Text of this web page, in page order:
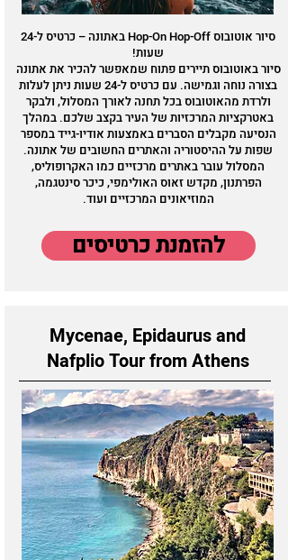
סיור אוטובוס Hop-On Hop-Off באתונה – כרטיס ל-24
שעות!
סיור באוטובוס תיירים פתוח שמאפשר להכיר את אתונה
בצורה נוחה וגמישה. עם כרטיס ל-24 שעות ניתן לעלות
ולרדת מהאוטובוס בכל תחנה לאורך המסלול, ולבקר
באטרקציות המרכזיות של העיר בקצב שלכם. במהלך
הנסיעה מקבלים הסברים באמצעות אודיו-גייד במספר
שפות על ההיסטוריה והאתרים החשובים של אתונה.
המסלול עובר באתרים מרכזיים כמו האקרופוליס,
הפרתנון, מקדש זאוס האולימפי, כיכר סינטגמה,
המוזיאונים המרכזיים ועוד.
להזמנת כרטיסים
Mycenae, Epidaurus and
Nafplio Tour from Athens